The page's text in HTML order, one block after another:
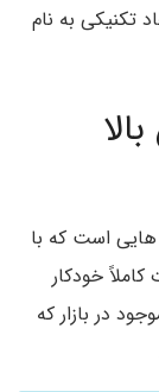
تکنیکی به نام
هایی است که با
خودکار
در بازار که